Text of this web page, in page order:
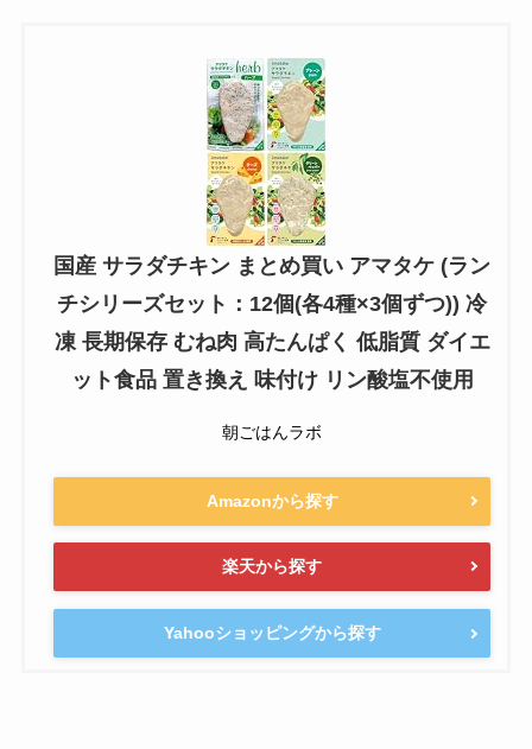
国産 サラダチキン まとめ買い アマタケ (ラン
チシリーズセット：12個(各4種×3個ずつ)) 冷
凍 長期保存 むね肉 高たんぱく 低脂質 ダイエ
ット食品 置き換え 味付け リン酸塩不使用
朝ごはんラボ
Amazonから探す
楽天から探す
Yahooショッピングから探す